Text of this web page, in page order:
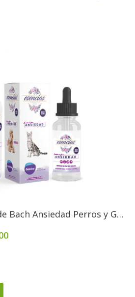
Esencias Florales de Bach Ansiedad Perros y Gatos